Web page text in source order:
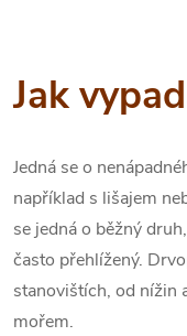
Jak
Jedná se o
například s lišajem
se jedná o běžný
často přehlížený.
stanovištích, od nížin
mořem.